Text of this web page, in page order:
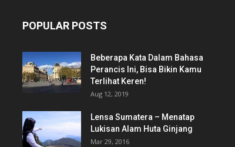
POPULAR POSTS
Beberapa Kata Dalam Bahasa
Perancis Ini, Bisa Bikin Kamu
Terlihat Keren!
Aug 12, 2019
Lensa Sumatera – Menatap
Lukisan Alam Huta Ginjang
Mar 29, 2016